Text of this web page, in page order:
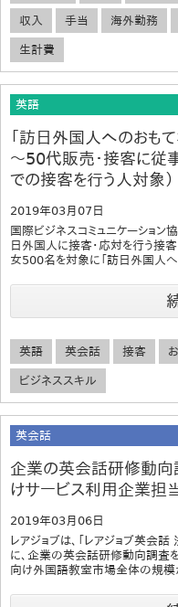
収入 手当 海外勤務
生計費
英語
「訪日外国人へのおも
～50代販売・接客に従
での接客を行う人対象）
2019年03月07日
国際ビジネスコミュニケーショ
日外国人に接客・応対を行う接
女500名を対象に「訪日外国人
英語 英会話 接客
ビジネススキル
英会話
企業の英会話研修動向
けサービス利用企業担
2019年03月06日
レアジョブは、「レアジョブ英会
に、企業の英会話研修動向調査
向け外国語教室市場全体の規